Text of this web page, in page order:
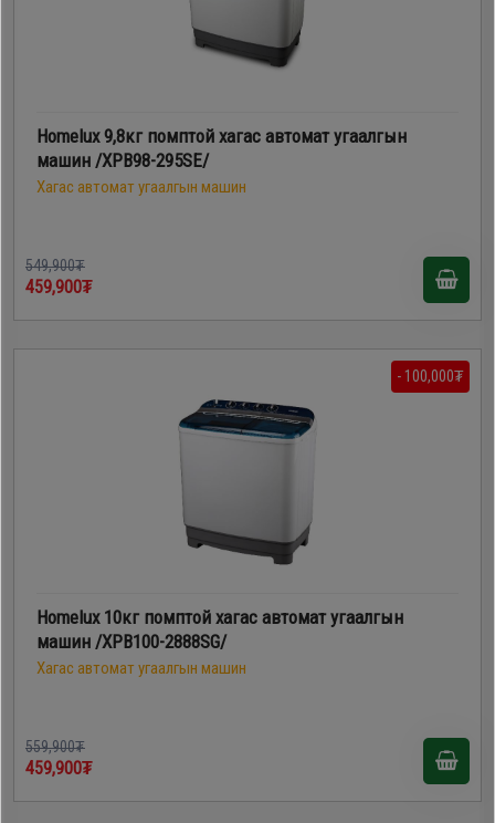
Homelux 9,8кг помптой хагас автомат угаалгын
машин /XPB98-295SE/
Хагас автомат угаалгын машин
549,900₮
459,900₮
- 100,000₮
Homelux 10кг помптой хагас автомат угаалгын
машин /XPB100-2888SG/
Хагас автомат угаалгын машин
559,900₮
459,900₮